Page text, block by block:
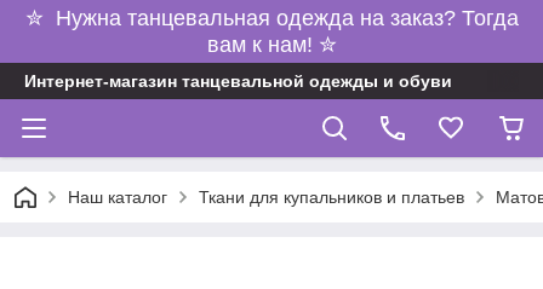
✮ Нужна танцевальная одежда на заказ? Тогда
вам к нам! ✮
Интернет-магазин танцевальной одежды и обуви
Наш каталог Ткани для купальников и платьев